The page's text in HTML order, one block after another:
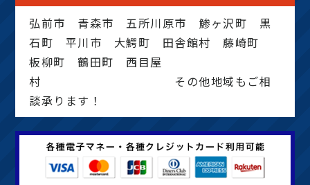
弘前市 青森市 五所川原市 鯵ヶ沢町 黒
石町 平川市 大鰐町 田舎館村 藤崎町
板柳町 鶴田町 西目屋
村 その他地域もご相
談承ります！